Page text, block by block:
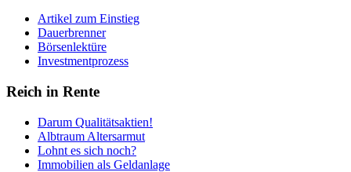
Artikel zum Einstieg
Dauerbrenner
Börsenlektüre
Investmentprozess
Reich in Rente
Darum Qualitätsaktien!
Albtraum Altersarmut
Lohnt es sich noch?
Immobilien als Geldanlage